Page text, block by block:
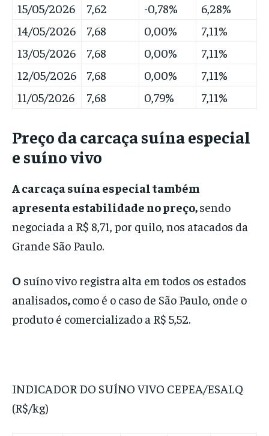
15/05/2026
7,62 -0,78%
6,28%
14/05/2026
7,68 0,00%
7,11%
13/05/2026
7,68 0,00%
7,11%
12/05/2026
7,68 0,00%
7,11%
11/05/2026
7,68 0,79% 7,11%
Preço da carcaça suína especial
e suíno vivo
A carcaça suína especial também
apresenta estabilidade no preço,sendo
negociada a R$ 8,71, por quilo, nos atacados da
Grande São Paulo.
O suíno vivo registra alta em todos os estados
analisados,como é o caso de São Paulo, onde o
produto é comercializado a R$ 5,52.
INDICADOR DO SUÍNO VIVO CEPEA/ESALQ
(R$/kg)